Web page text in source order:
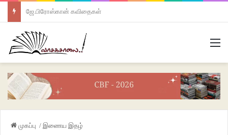
ஜே.பிரோஸ்கான் கவிதைகள்
முகப்பு / இணைய இதழ்